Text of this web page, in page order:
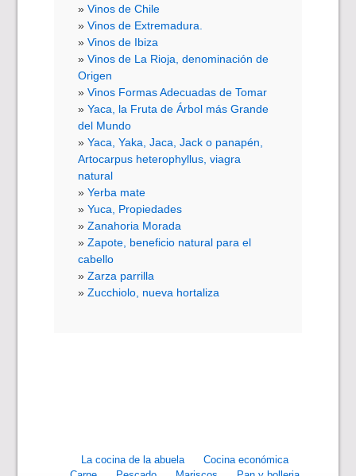
Vinos de Chile
Vinos de Extremadura.
Vinos de Ibiza
Vinos de La Rioja, denominación de
Origen
Vinos Formas Adecuadas de Tomar
Yaca, la Fruta de Árbol más Grande
del Mundo
Yaca, Yaka, Jaca, Jack o panapén,
Artocarpus heterophyllus, viagra
natural
Yerba mate
Yuca, Propiedades
Zanahoria Morada
Zapote, beneficio natural para el
cabello
Zarza parrilla
Zucchiolo, nueva hortaliza
La cocina de la abuela
Cocina económica